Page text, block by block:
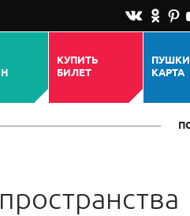
КУПИТЬ
БИЛЕТ
КАРТА